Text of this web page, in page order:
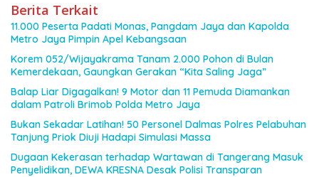
Berita Terkait
11.000 Peserta Padati Monas, Pangdam Jaya dan Kapolda
Metro Jaya Pimpin Apel Kebangsaan
Korem 052/Wijayakrama Tanam 2.000 Pohon di Bulan
Kemerdekaan, Gaungkan Gerakan “Kita Saling Jaga”
Balap Liar Digagalkan! 9 Motor dan 11 Pemuda Diamankan
dalam Patroli Brimob Polda Metro Jaya
Bukan Sekadar Latihan! 50 Personel Dalmas Polres Pelabuhan
Tanjung Priok Diuji Hadapi Simulasi Massa
Dugaan Kekerasan terhadap Wartawan di Tangerang Masuk
Penyelidikan, DEWA KRESNA Desak Polisi Transparan